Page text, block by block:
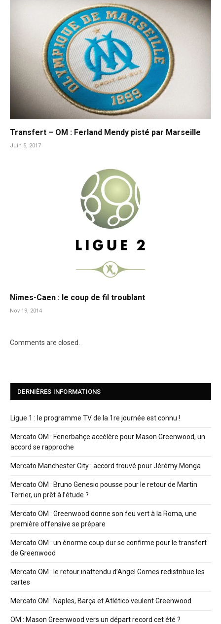
Transfert – OM : Ferland Mendy pisté par Marseille
Juin 5, 2017
Nîmes-Caen : le coup de fil troublant
Nov 19, 2014
Comments are closed.
DERNIÈRES INFORMATIONS
Ligue 1 : le programme TV de la 1re journée est connu !
Mercato OM : Fenerbahçe accélère pour Mason Greenwood, un
accord se rapproche
Mercato Manchester City : accord trouvé pour Jérémy Monga
Mercato OM : Bruno Genesio pousse pour le retour de Martin
Terrier, un prêt à l’étude ?
Mercato OM : Greenwood donne son feu vert à la Roma, une
première offensive se prépare
Mercato OM : un énorme coup dur se confirme pour le transfert
de Greenwood
Mercato OM : le retour inattendu d’Angel Gomes redistribue les
cartes
Mercato OM : Naples, Barça et Atlético veulent Greenwood
OM : Mason Greenwood vers un départ record cet été ?